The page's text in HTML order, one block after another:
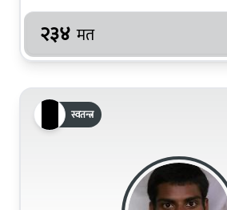
२३४ मत
स्वतन्त्र